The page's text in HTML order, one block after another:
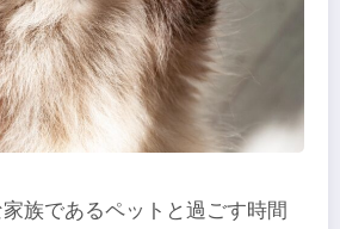
族であるペットと過ごす時間